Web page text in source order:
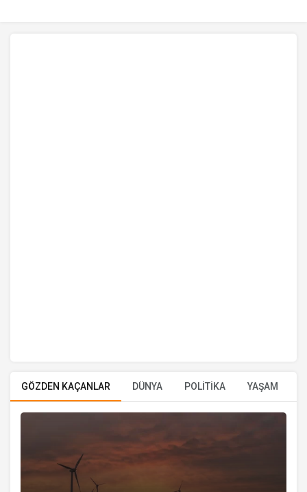
GÖZDEN KAÇANLAR DÜNYA POLİTİKA YAŞAM